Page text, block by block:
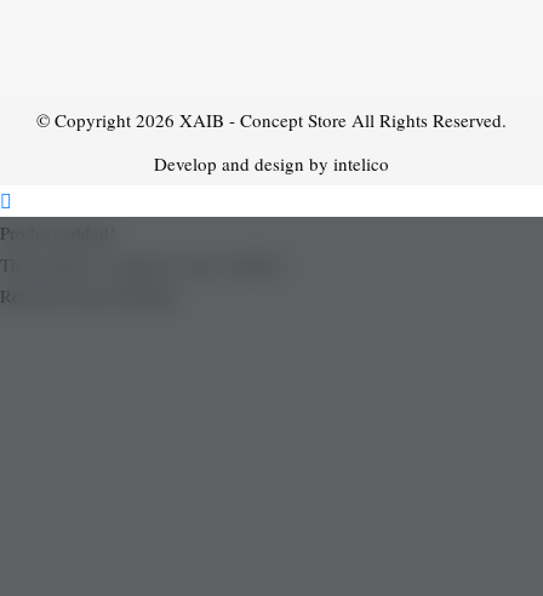
© Copyright 2026 XAIB - Concept Store All Rights Reserved.
Develop and design by intelico
Product added!
The product is already in the wishlist!
Removed from Wishlist